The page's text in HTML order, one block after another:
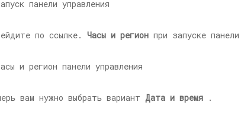
по ссылке. Часы и регион при запуске
вам нужно выбрать вариант Дата и время .